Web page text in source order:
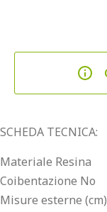
SCHEDA TECNICA:
Materiale Resina
Coibentazione No
Misure esterne